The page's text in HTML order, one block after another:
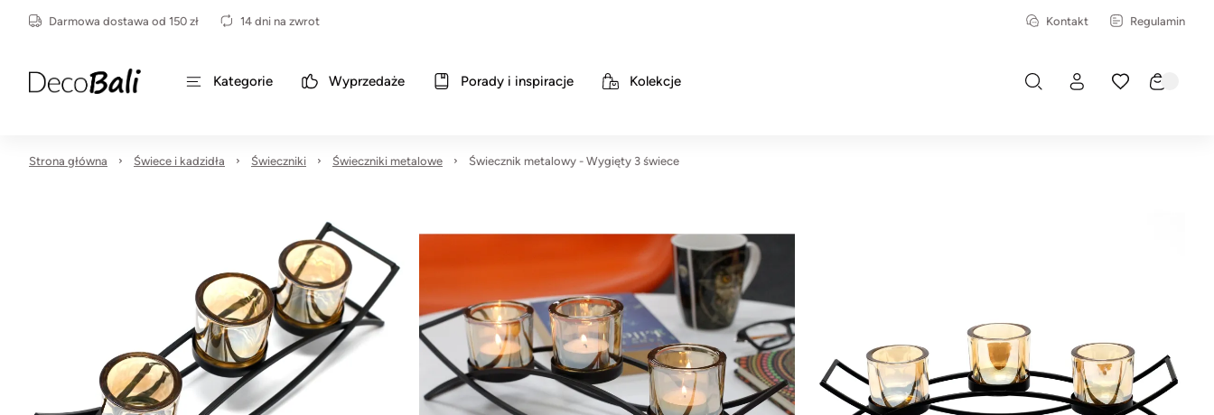
Darmowa dostawa od 150 zł 14 dni na zwrot Kontakt Regulamin
Kategorie Wyprzedaże Porady i inspiracje Kolekcje
Strona główna Świece i kadzidła Świeczniki Świeczniki metalowe Świecznik metalowy - Wygięty 3 świece